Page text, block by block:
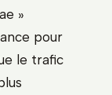
»
pour
le trafic